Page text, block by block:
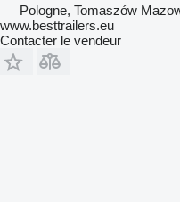
Pologne, Tomaszów
www.besttrailers.eu
Contacter le vendeur